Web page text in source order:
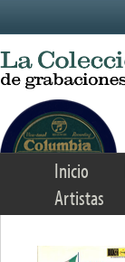
Inicio
Artistas